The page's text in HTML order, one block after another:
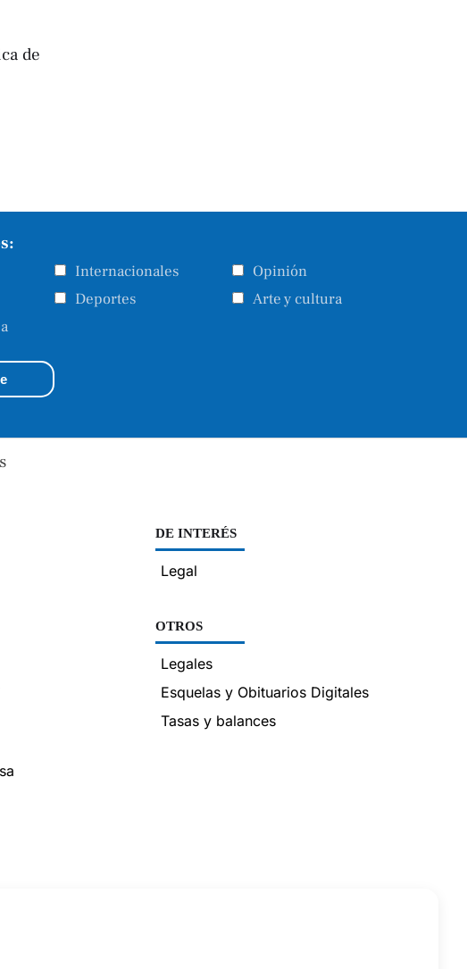
de
Internacionales
Opinión
Deportes
Arte y cultura
DE INTERÉS
Legal
OTROS
Legales
Esquelas y Obituarios Digitales
Tasas y balances